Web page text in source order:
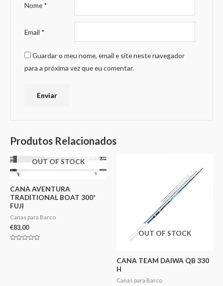
Nome *
Email *
Guardar o meu nome, email e site neste navegador
para a próxima vez que eu comentar.
Produtos Relacionados
OUT OF STOCK
CANA AVENTURA
TRADITIONAL BOAT 300*
FUJI
Canas para Barco
€83,00
OUT OF STOCK
CANA TEAM DAIWA QB 330
H
Canas para Barco